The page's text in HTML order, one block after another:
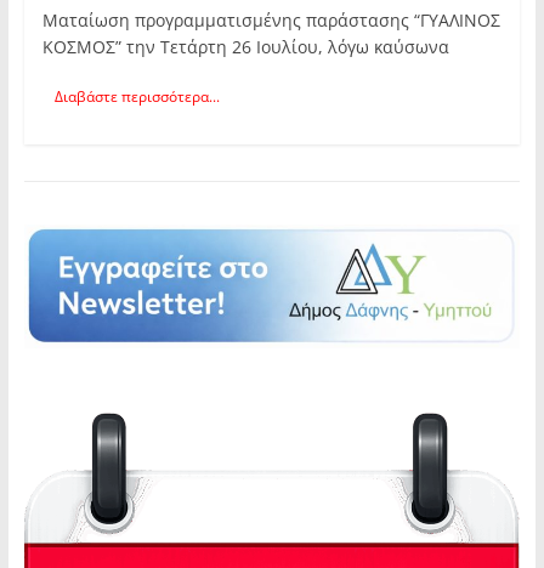
Ματαίωση προγραμματισμένης παράστασης “ΓΥΑΛΙΝΟΣ
ΚΟΣΜΟΣ” την Τετάρτη 26 Ιουλίου, λόγω καύσωνα
Διαβάστε περισσότερα...